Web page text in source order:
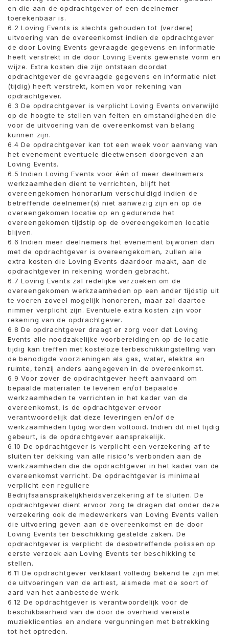
en die aan de opdrachtgever of een deelnemer
toerekenbaar is.
6.2 Loving Events is slechts gehouden tot (verdere)
uitvoering van de overeenkomst indien de opdrachtgever
de door Loving Events gevraagde gegevens en informatie
heeft verstrekt in de door Loving Events gewenste vorm en
wijze. Extra kosten die zijn ontstaan ​​doordat
opdrachtgever de gevraagde gegevens en informatie niet
(tijdig) heeft verstrekt, komen voor rekening van
opdrachtgever.
6.3 De opdrachtgever is verplicht Loving Events onverwijld
op de hoogte te stellen van feiten en omstandigheden die
voor de uitvoering van de overeenkomst van belang
kunnen zijn.
6.4 De opdrachtgever kan tot een week voor aanvang van
het evenement eventuele dieetwensen doorgeven aan
Loving Events.
6.5 Indien Loving Events voor één of meer deelnemers
werkzaamheden dient te verrichten, blijft het
overeengekomen honorarium verschuldigd indien de
betreffende deelnemer(s) niet aanwezig zijn en op de
overeengekomen locatie op en gedurende het
overeengekomen tijdstip op de overeengekomen locatie
blijven.
6.6 Indien meer deelnemers het evenement bijwonen dan
met de opdrachtgever is overeengekomen, zullen alle
extra kosten die Loving Events daardoor maakt, aan de
opdrachtgever in rekening worden gebracht.
6.7 Loving Events zal redelijke verzoeken om de
overeengekomen werkzaamheden op een ander tijdstip uit
te voeren zoveel mogelijk honoreren, maar zal daartoe
nimmer verplicht zijn. Eventuele extra kosten zijn voor
rekening van de opdrachtgever.
6.8 De opdrachtgever draagt ​​er zorg voor dat Loving
Events alle noodzakelijke voorbereidingen op de locatie
tijdig kan treffen met kosteloze terbeschikkingstelling van
de benodigde voorzieningen als gas, water, elektra en
ruimte, tenzij anders aangegeven in de overeenkomst.
6.9 Voor zover de opdrachtgever heeft aanvaard om
bepaalde materialen te leveren en/of bepaalde
werkzaamheden te verrichten in het kader van de
overeenkomst, is de opdrachtgever ervoor
verantwoordelijk dat deze leveringen en/of de
werkzaamheden tijdig worden voltooid. Indien dit niet tijdig
gebeurt, is de opdrachtgever aansprakelijk.
6.10 De opdrachtgever is verplicht een verzekering af te
sluiten ter dekking van alle risico's verbonden aan de
werkzaamheden die de opdrachtgever in het kader van de
overeenkomst verricht. De opdrachtgever is minimaal
verplicht een reguliere
Bedrijfsaansprakelijkheidsverzekering af te sluiten. De
opdrachtgever dient ervoor zorg te dragen dat onder deze
verzekering ook de medewerkers van Loving Events vallen
die uitvoering geven aan de overeenkomst en de door
Loving Events ter beschikking gestelde zaken. De
opdrachtgever is verplicht de desbetreffende polissen op
eerste verzoek aan Loving Events ter beschikking te
stellen.
6.11 De opdrachtgever verklaart volledig bekend te zijn met
de uitvoeringen van de artiest, alsmede met de soort of
aard van het aanbestede werk.
6.12 De opdrachtgever is verantwoordelijk voor de
beschikbaarheid van de door de overheid vereiste
muzieklicenties en andere vergunningen met betrekking
tot het optreden.